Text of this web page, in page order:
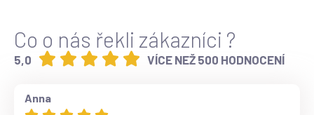
Co o nás řekli zákazníci ?
5,0 VÍCE NEŽ 500 HODNOCENÍ
Anna